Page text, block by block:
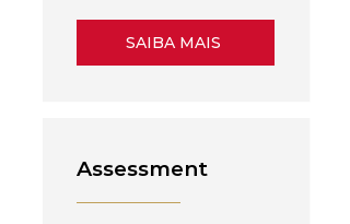
SAIBA MAIS
Assessment